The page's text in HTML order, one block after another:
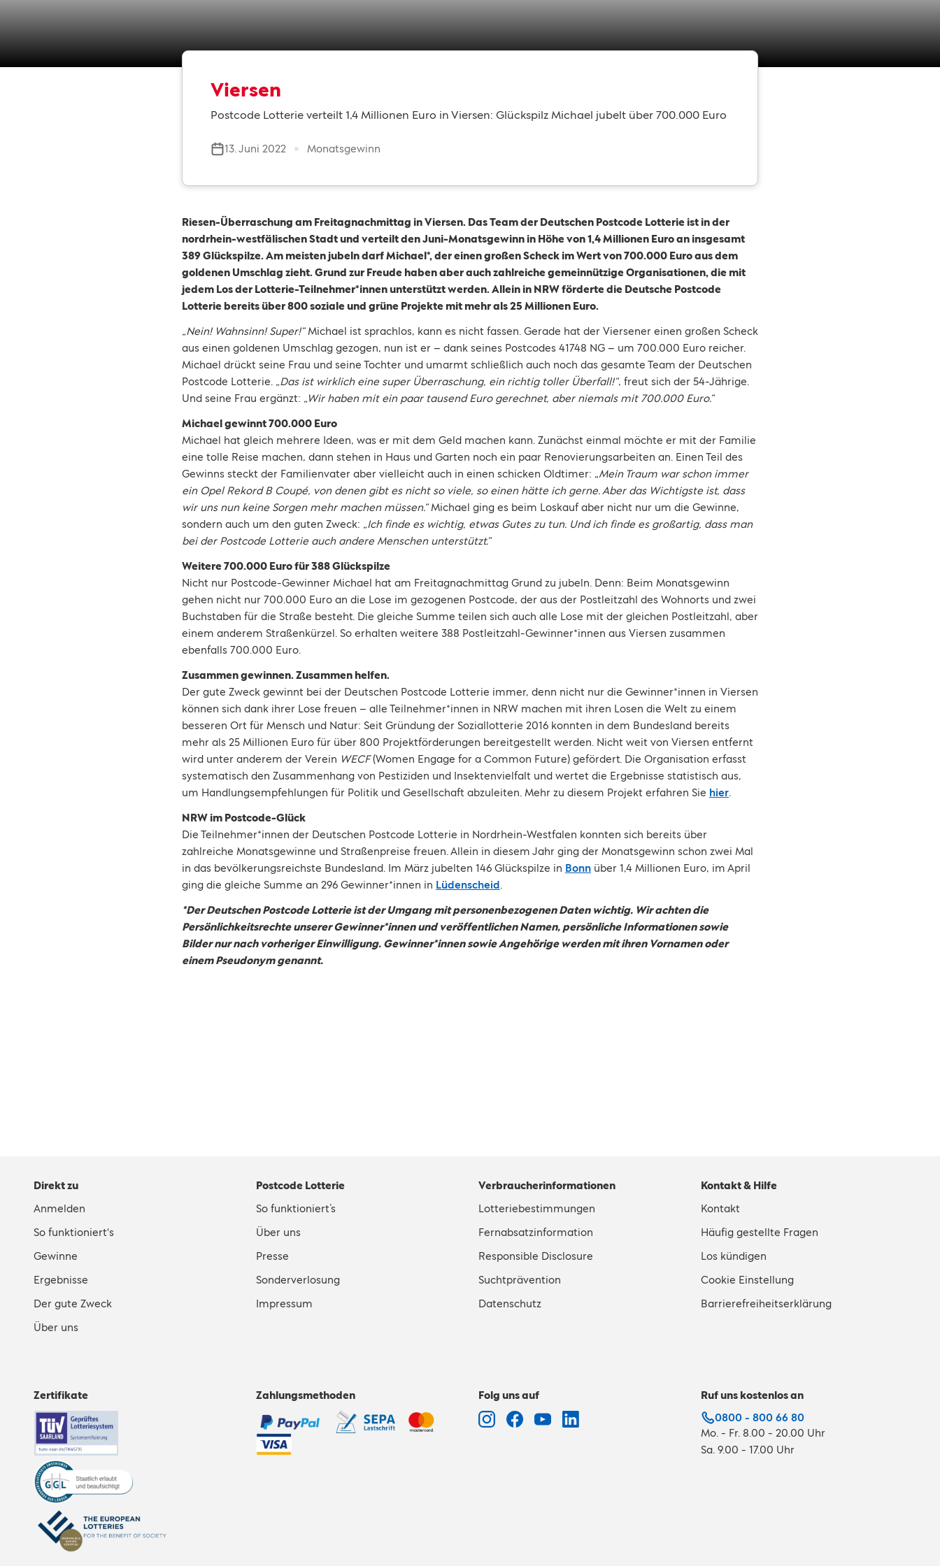
Viersen
Postcode Lotterie verteilt 1,4 Millionen Euro in Viersen: Glückspilz Michael jubelt über 700.000 Euro
13. Juni 2022 Monatsgewinn
Riesen-Überraschung am Freitagnachmittag in Viersen. Das Team der Deutschen Postcode Lotterie ist in der
nordrhein-westfälischen Stadt und verteilt den Juni-Monatsgewinn in Höhe von 1,4 Millionen Euro an insgesamt
389 Glückspilze. Am meisten jubeln darf Michael*, der einen großen Scheck im Wert von 700.000 Euro aus dem
goldenen Umschlag zieht. Grund zur Freude haben aber auch zahlreiche gemeinnützige Organisationen, die mit
jedem Los der Lotterie-Teilnehmer*innen unterstützt werden. Allein in NRW förderte die Deutsche Postcode
Lotterie bereits über 800 soziale und grüne Projekte mit mehr als 25 Millionen Euro.
„Nein! Wahnsinn! Super!“Michael ist sprachlos, kann es nicht fassen. Gerade hat der Viersener einen großen Scheck
aus einen goldenen Umschlag gezogen, nun ist er – dank seines Postcodes 41748 NG – um 700.000 Euro reicher.
Michael drückt seine Frau und seine Tochter und umarmt schließlich auch noch das gesamte Team der Deutschen
Postcode Lotterie. „Das ist wirklich eine super Überraschung, ein richtig toller Überfall!“, freut sich der 54-Jährige.
Und seine Frau ergänzt: „Wir haben mit ein paar tausend Euro gerechnet, aber niemals mit 700.000 Euro.“
Michael gewinnt 700.000 Euro
Michael hat gleich mehrere Ideen, was er mit dem Geld machen kann. Zunächst einmal möchte er mit der Familie
eine tolle Reise machen, dann stehen in Haus und Garten noch ein paar Renovierungsarbeiten an. Einen Teil des
Gewinns steckt der Familienvater aber vielleicht auch in einen schicken Oldtimer: „Mein Traum war schon immer
ein Opel Rekord B Coupé, von denen gibt es nicht so viele, so einen hätte ich gerne. Aber das Wichtigste ist, dass
wir uns nun keine Sorgen mehr machen müssen.“Michael ging es beim Loskauf aber nicht nur um die Gewinne,
sondern auch um den guten Zweck: „Ich finde es wichtig, etwas Gutes zu tun. Und ich finde es großartig, dass man
bei der Postcode Lotterie auch andere Menschen unterstützt.“
Weitere 700.000 Euro für 388 Glückspilze
Nicht nur Postcode-Gewinner Michael hat am Freitagnachmittag Grund zu jubeln. Denn: Beim Monatsgewinn
gehen nicht nur 700.000 Euro an die Lose im gezogenen Postcode, der aus der Postleitzahl des Wohnorts und zwei
Buchstaben für die Straße besteht. Die gleiche Summe teilen sich auch alle Lose mit der gleichen Postleitzahl, aber
einem anderem Straßenkürzel. So erhalten weitere 388 Postleitzahl-Gewinner*innen aus Viersen zusammen
ebenfalls 700.000 Euro.
Zusammen gewinnen. Zusammen helfen.
Der gute Zweck gewinnt bei der Deutschen Postcode Lotterie immer, denn nicht nur die Gewinner*innen in Viersen
können sich dank ihrer Lose freuen – alle Teilnehmer*innen in NRW machen mit ihren Losen die Welt zu einem
besseren Ort für Mensch und Natur: Seit Gründung der Soziallotterie 2016 konnten in dem Bundesland bereits
mehr als 25 Millionen Euro für über 800 Projektförderungen bereitgestellt werden. Nicht weit von Viersen entfernt
wird unter anderem der Verein WECF(Women Engage for a Common Future) gefördert. Die Organisation erfasst
systematisch den Zusammenhang von Pestiziden und Insektenvielfalt und wertet die Ergebnisse statistisch aus,
um Handlungsempfehlungen für Politik und Gesellschaft abzuleiten. Mehr zu diesem Projekt erfahren Sie hier.
NRW im Postcode-Glück
Die Teilnehmer*innen der Deutschen Postcode Lotterie in Nordrhein-Westfalen konnten sich bereits über
zahlreiche Monatsgewinne und Straßenpreise freuen. Allein in diesem Jahr ging der Monatsgewinn schon zwei Mal
in das bevölkerungsreichste Bundesland. Im März jubelten 146 Glückspilze in Bonn über 1,4 Millionen Euro, im April
ging die gleiche Summe an 296 Gewinner*innen in Lüdenscheid.
*Der Deutschen Postcode Lotterie ist der Umgang mit personenbezogenen Daten wichtig. Wir achten die
Persönlichkeitsrechte unserer Gewinner*innen und veröffentlichen Namen, persönliche Informationen sowie
Bilder nur nach vorheriger Einwilligung. Gewinner*innen sowie Angehörige werden mit ihren Vornamen oder
einem Pseudonym genannt.
Direkt zu
Anmelden
So funktioniert's
Gewinne
Ergebnisse
Der gute Zweck
Über uns
Postcode Lotterie
So funktioniert’s
Über uns
Presse
Sonderverlosung
Impressum
Verbraucherinformationen
Lotteriebestimmungen
Fernabsatzinformation
Responsible Disclosure
Suchtprävention
Datenschutz
Kontakt & Hilfe
Kontakt
Häufig gestellte Fragen
Los kündigen
Cookie Einstellung
Barrierefreiheitserklärung
Zertifikate Zahlungsmethoden Folg uns auf
Ruf uns kostenlos an
0800 - 800 66 80
Mo. - Fr. 8.00 - 20.00 Uhr
Sa. 9.00 - 17.00 Uhr